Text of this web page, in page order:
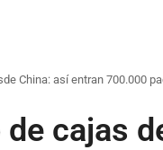
China: así entran 700.000
cajas